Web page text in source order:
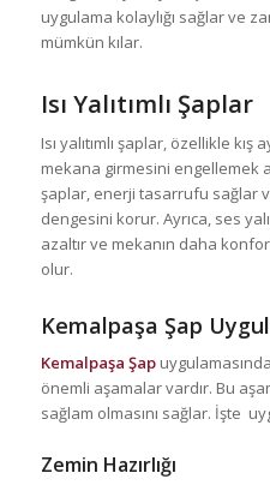
uygulama kolaylığı sağlar ve
mümkün kılar.
Isı Yalıtımlı Şaplar
Isı yalıtımlı şaplar, özellikle
mekana girmesini engellemek
şaplar, enerji tasarrufu sağlar
dengesini korur. Ayrıca, ses
azaltır ve mekanın daha
olur.
Kemalpaşa Şap
Kemalpaşa Şap
önemli aşamalar vardır. Bu
sağlam olmasını sağlar. İşte
Zemin Hazırlığı